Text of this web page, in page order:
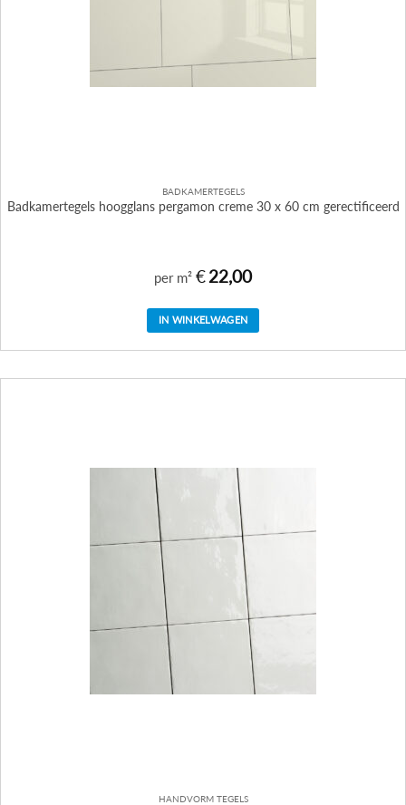
BADKAMERTEGELS
Badkamertegels hoogglans pergamon creme 30 x 60 cm gerectificeerd
per m² €22,00
IN WINKELWAGEN
HANDVORM TEGELS